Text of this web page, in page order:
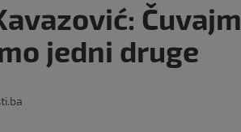
jedni druge